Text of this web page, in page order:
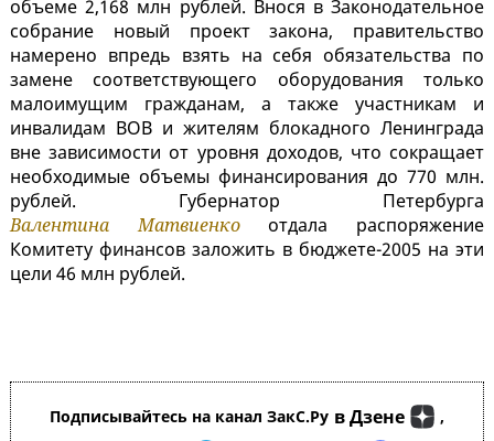
объеме 2,168 млн рублей. Внося в Законодательное
собрание новый проект закона, правительство
намерено впредь взять на себя обязательства по
замене соответствующего оборудования только
малоимущим гражданам, а также участникам и
инвалидам ВОВ и жителям блокадного Ленинграда
вне зависимости от уровня доходов, что сокращает
необходимые объемы финансирования до 770 млн.
рублей. Губернатор Петербурга
Валентина Матвиенкоотдала распоряжение
Комитету финансов заложить в бюджете-2005 на эти
цели 46 млн рублей.
Подписывайтесь на канал ЗакС.Ру в Дзене ,